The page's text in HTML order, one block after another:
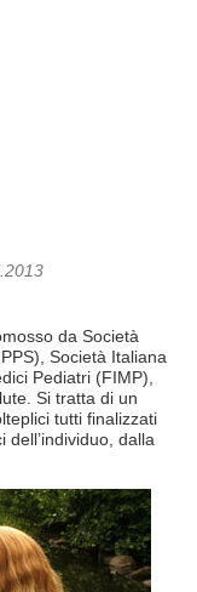
da Società
Società Italiana
Pediatri (FIMP),
Si tratta di un
tutti finalizzati
dell’individuo, dalla